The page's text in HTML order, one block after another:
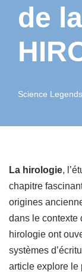
de la
Science Legends
La hirologie,
chapitre
origines
dans le contexte
hirologie ont
systèmes
article explore le